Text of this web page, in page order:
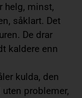
helg, minst,
såklart. Det
De drar
kaldere enn
kulda, den
problemer,